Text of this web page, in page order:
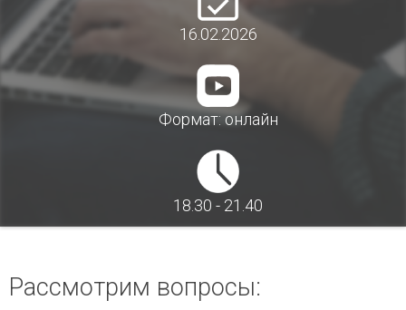
16.02.2026
Формат: онлайн
18.30 - 21.40
Рассмотрим вопросы: